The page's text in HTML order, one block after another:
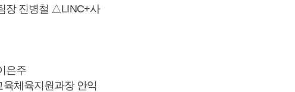
장 진병철 △LINC+사
은주
체육지원과장 안익